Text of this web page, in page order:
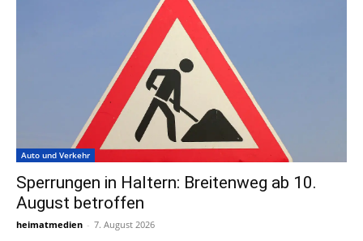
Auto und Verkehr
Sperrungen in Haltern: Breitenweg ab 10.
August betroffen
heimatmedien - 7. August 2026